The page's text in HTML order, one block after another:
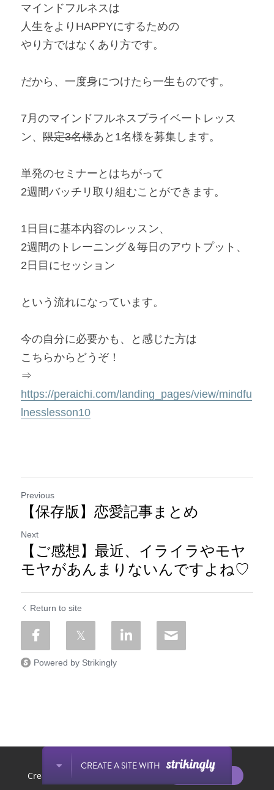
マインドフルネスは
人生をよりHAPPYにするための
やり方ではなくあり方です。
だから、一度身につけたら一生ものです。
7月のマインドフルネスプライベートレッス
ン、 限定3名様あと1名様を募集します。
単発のセミナーとはちがって
2週間バッチリ取り組むことができます。
1日目に基本内容のレッスン、
2週間のトレーニング＆毎日のアウトプット、
2日目にセッション
という流れになっています。
今の自分に必要かも、と感じた方は
こちらからどうぞ！
⇒
https://peraichi.com/landing_pages/view/mindfu
lnesslesson10
Previous
【保存版】恋愛記事まとめ
Next
【ご感想】最近、イライラやモヤ
モヤがあんまりないんですよね♡
Return to site
Powered by Strikingly
CREATE A SITE WITH
Create your FREE website today!
START NOW